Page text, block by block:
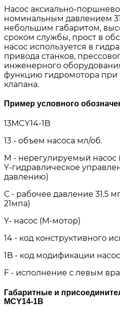
Насос аксиально-
номинальным давлением
небольшим габаритом,
сроком службы, прост в
насос используется в
привода станков,
инженерного
функцию гидромотора при
клапана.
Пример условного
13MCY14-1B
13 - объем насоса мл/об.
М - нерегулируемый насос
Y-гидравлическое
давлению)
С - рабочее давление 31.5
21мпа)
Y- насос (M-мотор)
14 - код конструктивного
1B - код модификации
F - исполнение с левым
Габаритные и
MCY14-1B